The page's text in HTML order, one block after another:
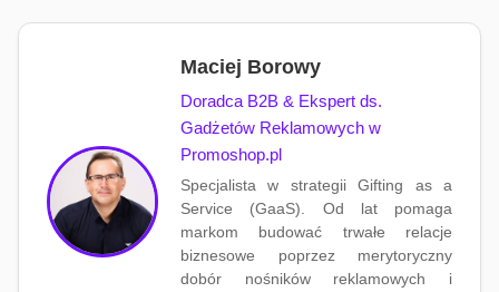
Maciej Borowy
Doradca B2B & Ekspert ds.
Gadżetów Reklamowych w
Promoshop.pl
Specjalista w strategii Gifting as a
Service (GaaS). Od lat pomaga
markom budować trwałe relacje
biznesowe poprzez merytoryczny
dobór nośników reklamowych i